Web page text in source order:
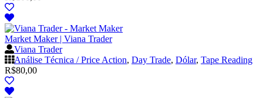
Market Maker | Viana Trader
Viana Trader
Análise Técnica / Price Action, Day Trade, Dólar, Tape Reading
R$80,00